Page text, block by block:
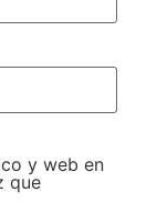
y web en
que